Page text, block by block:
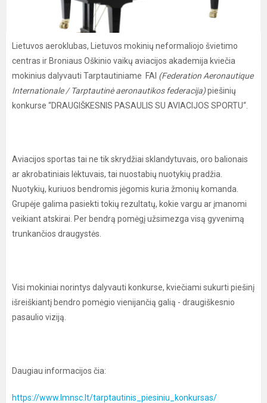
Lietuvos aeroklubas, Lietuvos mokinių neformaliojo švietimo
centras ir Broniaus Oškinio vaikų aviacijos akademija kviečia
mokinius dalyvauti Tarptautiniame FAI (Federation Aeronautique
Internationale / Tarptautinė aeronautikos federacija)piešinių
konkurse “DRAUGIŠKESNIS PASAULIS SU AVIACIJOS SPORTU“.
Aviacijos sportas tai ne tik skrydžiai sklandytuvais, oro balionais
ar akrobatiniais lėktuvais, tai nuostabių nuotykių pradžia.
Nuotykių, kuriuos bendromis jėgomis kuria žmonių komanda.
Grupėje galima pasiekti tokių rezultatų, kokie vargu ar įmanomi
veikiant atskirai. Per bendrą pomėgį užsimezga visą gyvenimą
trunkančios draugystės.
Visi mokiniai norintys dalyvauti konkurse, kviečiami sukurti piešinį
išreiškiantį bendro pomėgio vienijančią galią - draugiškesnio
pasaulio viziją.
Daugiau informacijos čia:
https://www.lmnsc.lt/tarptautinis_piesiniu_konkursas/